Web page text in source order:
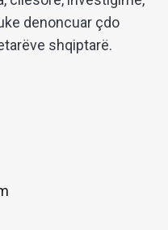
denoncuar çdo
shqiptarë.